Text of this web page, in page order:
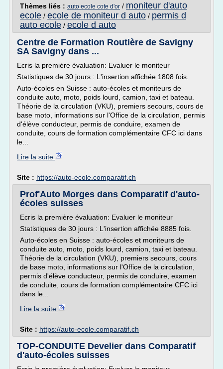
Thèmes liés : auto ecole cote d'or / moniteur d'auto
ecole / ecole de moniteur d auto / permis d
auto ecole / ecole d auto
Centre de Formation Routière de Savigny
SA Savigny dans ...
Ecris la première évaluation: Evaluer le moniteur
Statistiques de 30 jours : L'insertion affichée 1808 fois.
Auto-écoles en Suisse : auto-écoles et moniteurs de
conduite auto, moto, poids lourd, camion, taxi et bateau.
Théorie de la circulation (VKU), premiers secours, cours de
base moto, informations sur l'Office de la circulation, permis
d'élève conducteur, permis de conduire, examen de
conduite, cours de formation complémentaire CFC ici dans
le...
Lire la suite
Site : https://auto-ecole.comparatif.ch
Prof'Auto Morges dans Comparatif d'auto-
écoles suisses
Ecris la première évaluation: Evaluer le moniteur
Statistiques de 30 jours : L'insertion affichée 8885 fois.
Auto-écoles en Suisse : auto-écoles et moniteurs de
conduite auto, moto, poids lourd, camion, taxi et bateau.
Théorie de la circulation (VKU), premiers secours, cours
de base moto, informations sur l'Office de la circulation,
permis d'élève conducteur, permis de conduire, examen
de conduite, cours de formation complémentaire CFC ici
dans le...
Lire la suite
Site : https://auto-ecole.comparatif.ch
TOP-CONDUITE Develier dans Comparatif
d'auto-écoles suisses